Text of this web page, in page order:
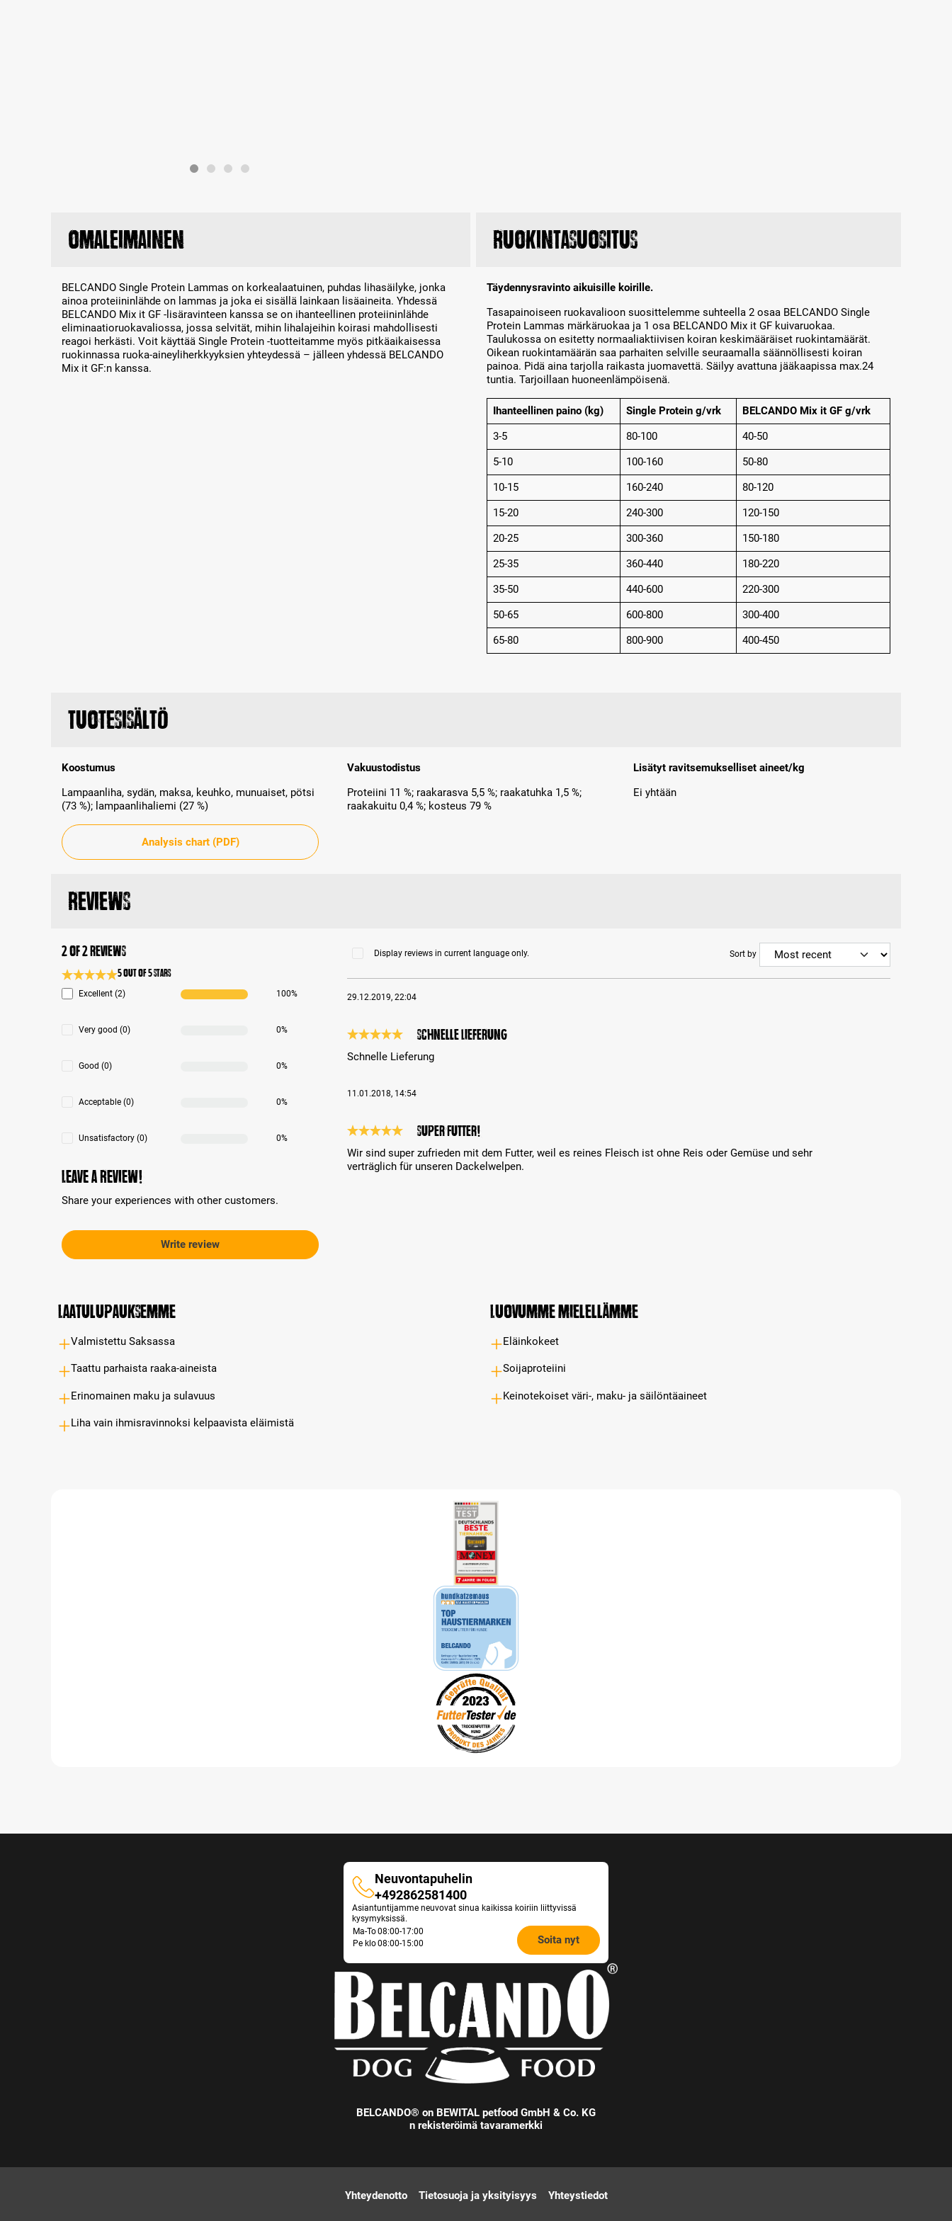
Omaleimainen
BELCANDO Single Protein Lammas on korkealaatuinen, puhdas lihasäilyke, jonka
ainoa proteiininlähde on lammas ja joka ei sisällä lainkaan lisäaineita. Yhdessä
BELCANDO Mix it GF -lisäravinteen kanssa se on ihanteellinen proteiininlähde
eliminaatioruokavaliossa, jossa selvität, mihin lihalajeihin koirasi mahdollisesti
reagoi herkästi. Voit käyttää Single Protein -tuotteitamme myös pitkäaikaisessa
ruokinnassa ruoka-aineyliherkkyyksien yhteydessä – jälleen yhdessä BELCANDO
Mix it GF:n kanssa.
Ruokintasuositus
Täydennysravinto aikuisille koirille.
Tasapainoiseen ruokavalioon suosittelemme suhteella 2 osaa BELCANDO Single
Protein Lammas märkäruokaa ja 1 osa BELCANDO Mix it GF kuivaruokaa.
Taulukossa on esitetty normaaliaktiivisen koiran keskimääräiset ruokintamäärät.
Oikean ruokintamäärän saa parhaiten selville seuraamalla säännöllisesti koiran
painoa. Pidä aina tarjolla raikasta juomavettä. Säilyy avattuna jääkaapissa max.24
tuntia. Tarjoillaan huoneenlämpöisenä.
Ihanteellinen paino (kg) Single Protein g/vrk
BELCANDO Mix it GF g/vrk
3-5
80-100
40-50
5-10
100-160
50-80
10-15
160-240
80-120
15-20
240-300
120-150
20-25
300-360
150-180
25-35
360-440
180-220
35-50
440-600
220-300
50-65
600-800
300-400
65-80
800-900 400-450
Tuotesisältö
Koostumus
Lampaanliha, sydän, maksa, keuhko, munuaiset, pötsi
(73 %); lampaanlihaliemi (27 %)
Vakuustodistus
Proteiini 11 %; raakarasva 5,5 %; raakatuhka 1,5 %;
raakakuitu 0,4 %; kosteus 79 %
Lisätyt ravitsemukselliset aineet/kg
Ei yhtään
Analysis chart (PDF)
Reviews
2 of 2 reviews
Average rating 5 of 5 Stars
5 out of 5 stars
Excellent (2) 100%
Very good (0) 0%
Good (0) 0%
Acceptable (0) 0%
Unsatisfactory (0) 0%
Leave a review!
Share your experiences with other customers.
Write review
Display reviews in current language only. Sort by
29.12.2019, 22:04
Schnelle Lieferung
Schnelle Lieferung
11.01.2018, 14:54
Super Futter!
Wir sind super zufrieden mit dem Futter, weil es reines Fleisch ist ohne Reis oder Gemüse und sehr
verträglich für unseren Dackelwelpen.
Laatulupauksemme
Valmistettu Saksassa
Taattu parhaista raaka-aineista
Erinomainen maku ja sulavuus
Liha vain ihmisravinnoksi kelpaavista eläimistä
Luovumme mielellämme
Eläinkokeet
Soijaproteiini
Keinotekoiset väri-, maku- ja säilöntäaineet
Neuvontapuhelin
Neuvontapuhelin
+492862581400
Asiantuntijamme neuvovat sinua kaikissa koiriin liittyvissä
kysymyksissä.
Opening
Feeding
Advice:
Ma-To08:00-17:00
Pe klo08:00-15:00 Soita nyt
BELCANDO® on BEWITAL petfood GmbH & Co. KG
n rekisteröimä tavaramerkki
Yhteydenotto Tietosuoja ja yksityisyys Yhteystiedot